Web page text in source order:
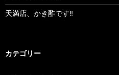
天満店、かき酢です‼︎
カテゴリー